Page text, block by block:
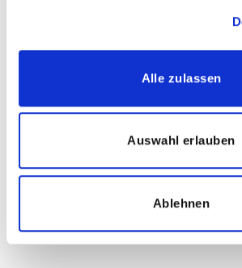
Alle zulassen
Auswahl erlauben
Ablehnen
körperlichen-motorischen oder
Erfassung der Lernerfolge des Kindes